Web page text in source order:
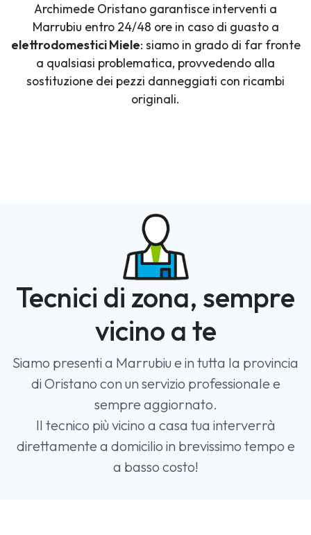
Archimede Oristano garantisce interventi a
Marrubiu entro 24/48 ore in caso di guasto a
elettrodomestici Miele: siamo in grado di far fronte
a qualsiasi problematica, provvedendo alla
sostituzione dei pezzi danneggiati con ricambi
originali.
Tecnici di zona, sempre
vicino a te
Siamo presenti a Marrubiu e in tutta la provincia
di Oristano con un servizio professionale e
sempre aggiornato.
Il tecnico più vicino a casa tua interverrà
direttamente a domicilio in brevissimo tempo e
a basso costo!